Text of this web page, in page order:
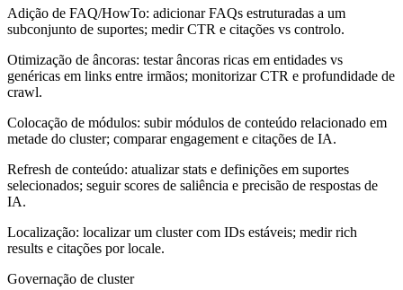
Adição de FAQ/HowTo: adicionar FAQs estruturadas a um
subconjunto de suportes; medir CTR e citações vs controlo.
Otimização de âncoras: testar âncoras ricas em entidades vs
genéricas em links entre irmãos; monitorizar CTR e profundidade de
crawl.
Colocação de módulos: subir módulos de conteúdo relacionado em
metade do cluster; comparar engagement e citações de IA.
Refresh de conteúdo: atualizar stats e definições em suportes
selecionados; seguir scores de saliência e precisão de respostas de
IA.
Localização: localizar um cluster com IDs estáveis; medir rich
results e citações por locale.
Governação de cluster